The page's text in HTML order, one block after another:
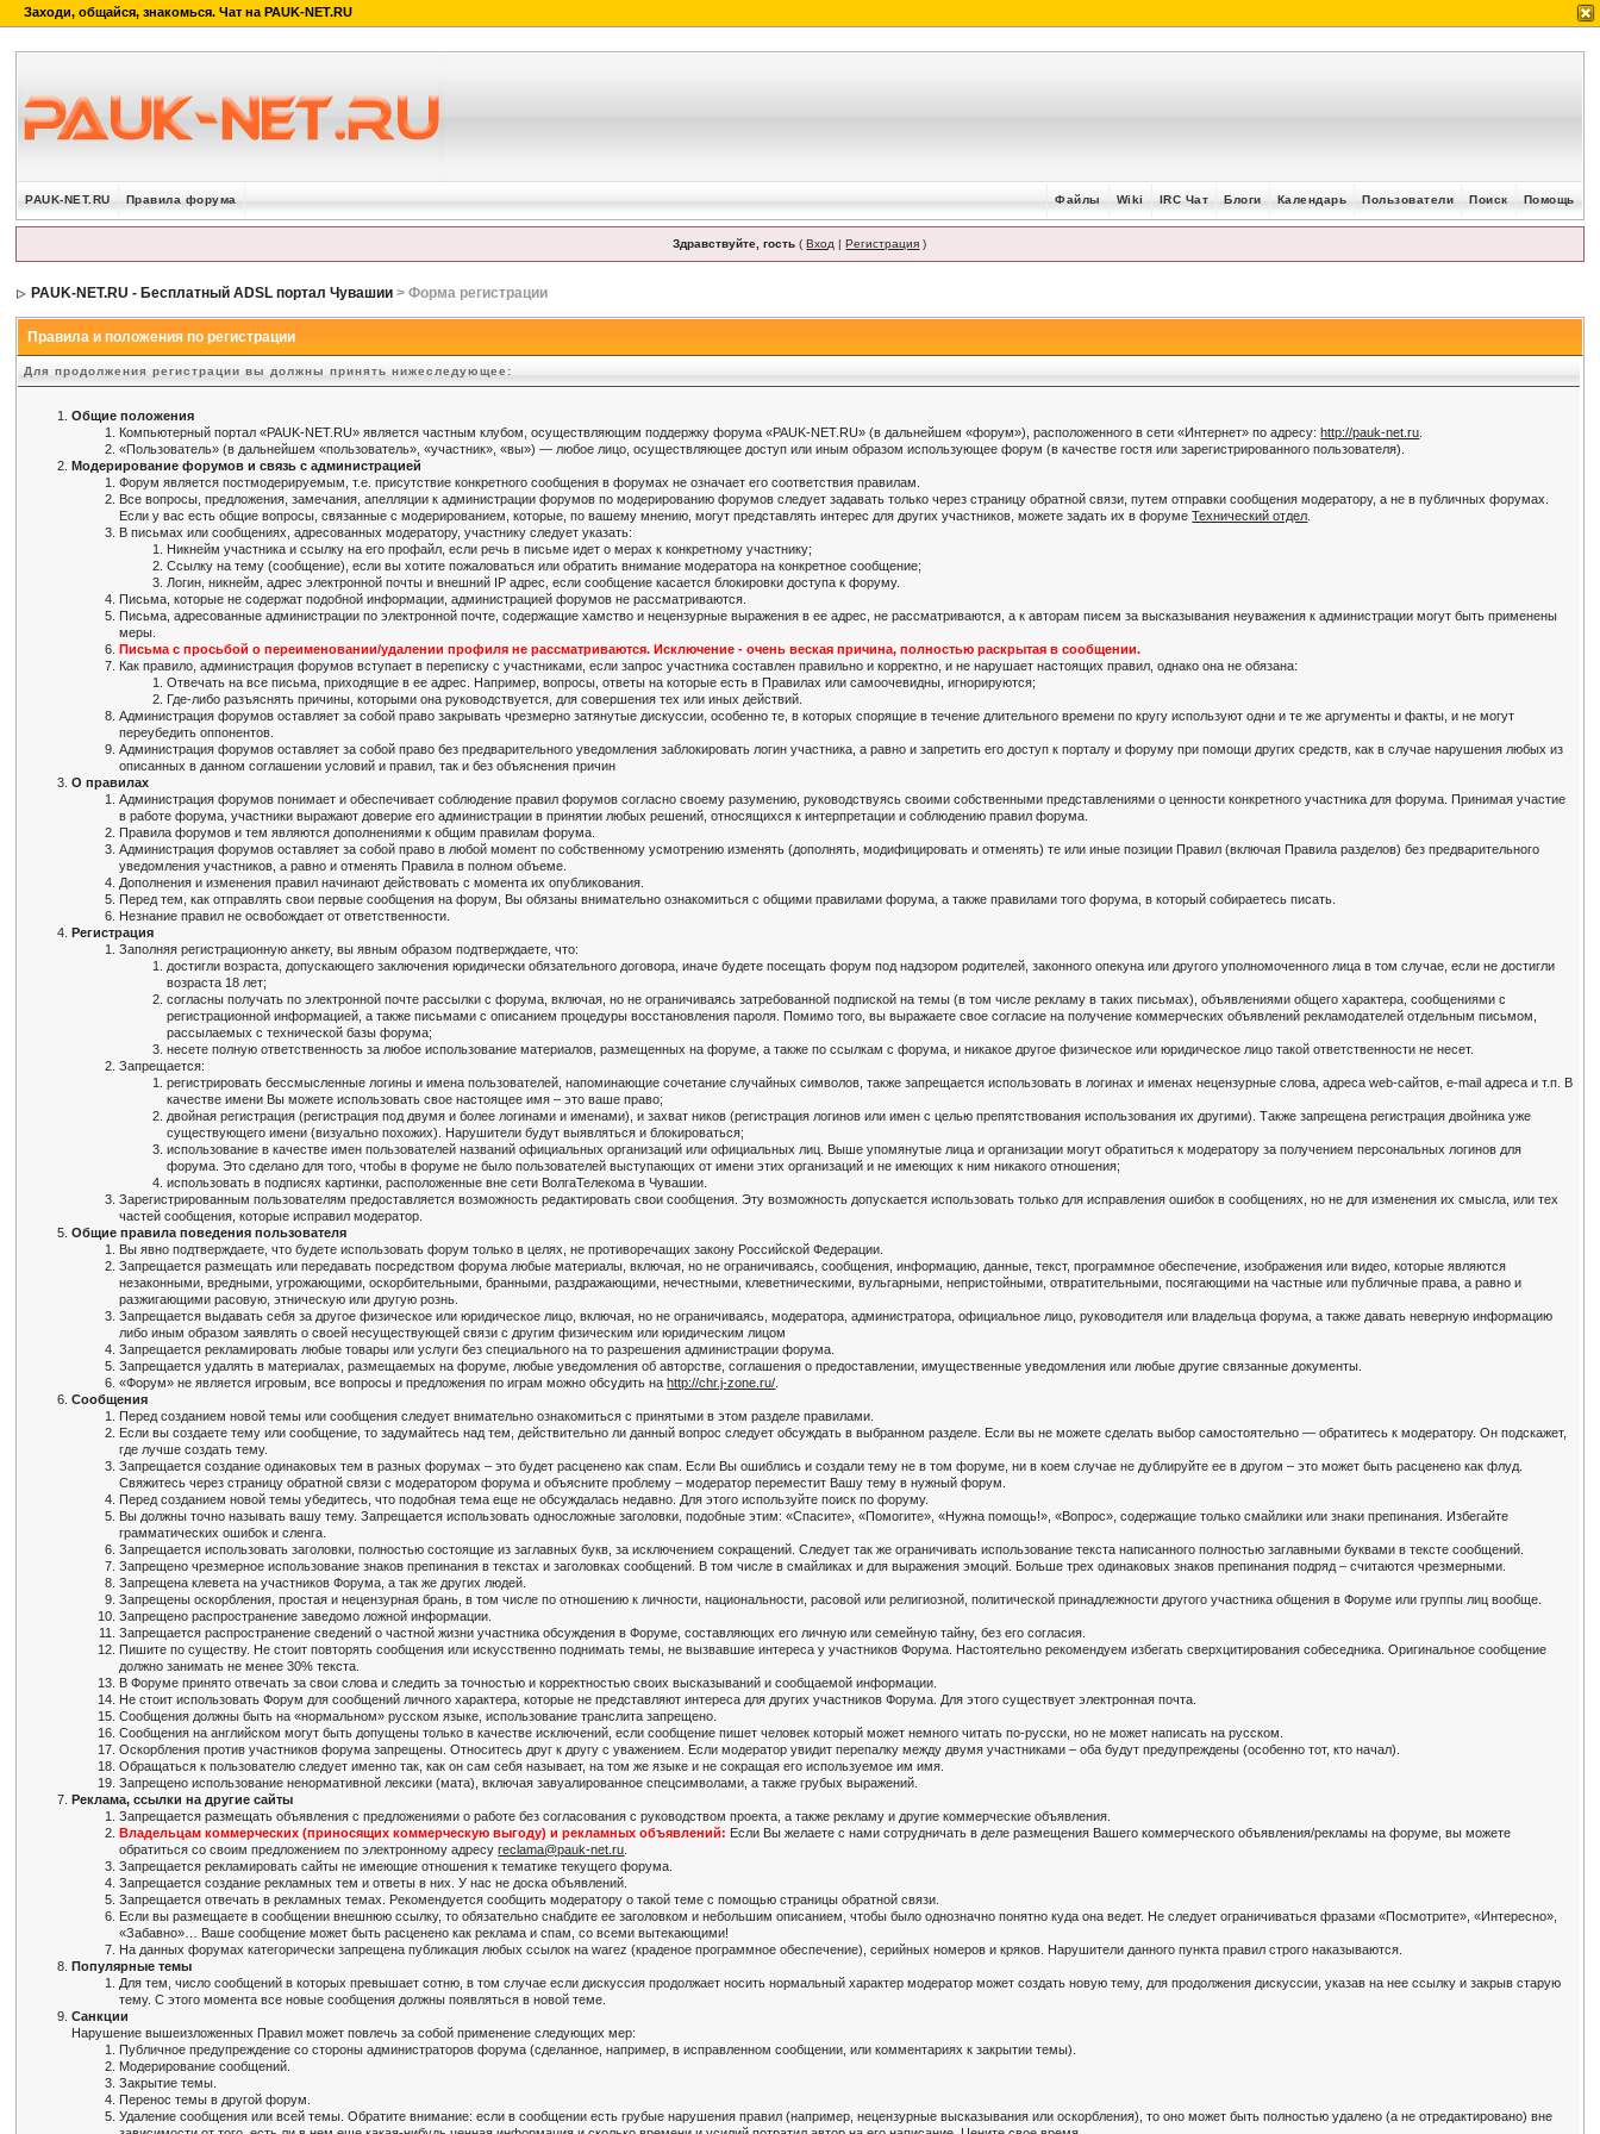
PAUK-NET.RU Правила форума Помощь
Поиск
Пользователи
Календарь
Блоги
IRC Чат
Wiki
Файлы
Здравствуйте, гость (Вход |Регистрация )
PAUK-NET.RU - Бесплатный ADSL портал Чувашии > Форма регистрации
Правила и положения по регистрации
Для продолжения регистрации вы должны принять нижеследующее:
Общие положения
Компьютерный портал «PAUK-NET.RU» является частным клубом, осуществляющим поддержку форума «PAUK-NET.RU» (в дальнейшем «форум»), расположенного в сети «Интернет» по адресу:http://pauk-net.ru
«Пользователь» (в дальнейшем «пользователь», «участник», «вы») — любое лицо, осуществляющее доступ или иным образом использующее форум (в качестве гостя или зарегистрированного пользователя).
Модерирование форумов и связь с администрацией
Форум является постмодерируемым, т.е. присутствие конкретного сообщения в форумах не означает его соответствия правилам.
Все вопросы, предложения, замечания, апелляции к администрации форумов по модерированию форумов следует задавать только через страницу обратной связи, путем отправки сообщения модератору, а не в публичных форумах.
Если у вас есть общие вопросы, связанные с модерированием, которые, по вашему мнению, могут представлять интерес для других участников, можете задать их в форумеТехнический отдел
В письмах или сообщениях, адресованных модератору, участнику следует указать:
Никнейм участника и ссылку на его профайл, если речь в письме идет о мерах к конкретному участнику;
Ссылку на тему (сообщение), если вы хотите пожаловаться или обратить внимание модератора на конкретное сообщение;
Логин, никнейм, адрес электронной почты и внешний IP адрес, если сообщение касается блокировки доступа к форуму.
Письма, которые не содержат подобной информации, администрацией форумов не рассматриваются.
Письма, адресованные администрации по электронной почте, содержащие хамство и нецензурные выражения в ее адрес, не рассматриваются, а к авторам писем за высказывания неуважения к администрации могут быть применены
меры.
Письма с просьбой о переименовании/удалении профиля не рассматриваются. Исключение - очень веская причина, полностью раскрытая в сообщении.
Как правило, администрация форумов вступает в переписку с участниками, если запрос участника составлен правильно и корректно, и не нарушает настоящих правил, однако она не обязана:
Отвечать на все письма, приходящие в ее адрес. Например, вопросы, ответы на которые есть в Правилах или самоочевидны, игнорируются;
Где-либо разъяснять причины, которыми она руководствуется, для совершения тех или иных действий.
Администрация форумов оставляет за собой право закрывать чрезмерно затянутые дискуссии, особенно те, в которых спорящие в течение длительного времени по кругу используют одни и те же аргументы и факты, и не могут
переубедить оппонентов.
Администрация форумов оставляет за собой право без предварительного уведомления заблокировать логин участника, а равно и запретить его доступ к порталу и форуму при помощи других средств, как в случае нарушения любых из
описанных в данном соглашении условий и правил, так и без объяснения причин
О правилах
Администрация форумов понимает и обеспечивает соблюдение правил форумов согласно своему разумению, руководствуясь своими собственными представлениями о ценности конкретного участника для форума. Принимая участие
в работе форума, участники выражают доверие его администрации в принятии любых решений, относящихся к интерпретации и соблюдению правил форума.
Правила форумов и тем являются дополнениями к общим правилам форума.
Администрация форумов оставляет за собой право в любой момент по собственному усмотрению изменять (дополнять, модифицировать и отменять) те или иные позиции Правил (включая Правила разделов) без предварительного
уведомления участников, а равно и отменять Правила в полном объеме.
Дополнения и изменения правил начинают действовать с момента их опубликования.
Перед тем, как отправлять свои первые сообщения на форум, Вы обязаны внимательно ознакомиться с общими правилами форума, а также правилами того форума, в который собираетесь писать.
Незнание правил не освобождает от ответственности.
Регистрация
Заполняя регистрационную анкету, вы явным образом подтверждаете, что:
достигли возраста, допускающего заключения юридически обязательного договора, иначе будете посещать форум под надзором родителей, законного опекуна или другого уполномоченного лица в том случае, если не достигли
возраста 18 лет;
согласны получать по электронной почте рассылки с форума, включая, но не ограничиваясь затребованной подпиской на темы (в том числе рекламу в таких письмах), объявлениями общего характера, сообщениями с
регистрационной информацией, а также письмами с описанием процедуры восстановления пароля. Помимо того, вы выражаете свое согласие на получение коммерческих объявлений рекламодателей отдельным письмом,
рассылаемых с технической базы форума;
несете полную ответственность за любое использование материалов, размещенных на форуме, а также по ссылкам с форума, и никакое другое физическое или юридическое лицо такой ответственности не несет.
Запрещается:
регистрировать бессмысленные логины и имена пользователей, напоминающие сочетание случайных символов, также запрещается использовать в логинах и именах нецензурные слова, адреса web-сайтов, e-mail адреса и т.п. В
качестве имени Вы можете использовать свое настоящее имя – это ваше право;
двойная регистрация (регистрация под двумя и более логинами и именами), и захват ников (регистрация логинов или имен с целью препятствования использования их другими). Также запрещена регистрация двойника уже
существующего имени (визуально похожих). Нарушители будут выявляться и блокироваться;
использование в качестве имен пользователей названий официальных организаций или официальных лиц. Выше упомянутые лица и организации могут обратиться к модератору за получением персональных логинов для
форума. Это сделано для того, чтобы в форуме не было пользователей выступающих от имени этих организаций и не имеющих к ним никакого отношения;
использовать в подписях картинки, расположенные вне сети ВолгаТелекома в Чувашии.
Зарегистрированным пользователям предоставляется возможность редактировать свои сообщения. Эту возможность допускается использовать только для исправления ошибок в сообщениях, но не для изменения их смысла, или тех
частей сообщения, которые исправил модератор.
Общие правила поведения пользователя
Вы явно подтверждаете, что будете использовать форум только в целях, не противоречащих закону Российской Федерации.
Запрещается размещать или передавать посредством форума любые материалы, включая, но не ограничиваясь, сообщения, информацию, данные, текст, программное обеспечение, изображения или видео, которые являются
незаконными, вредными, угрожающими, оскорбительными, бранными, раздражающими, нечестными, клеветническими, вульгарными, непристойными, отвратительными, посягающими на частные или публичные права, а равно и
разжигающими расовую, этническую или другую рознь.
Запрещается выдавать себя за другое физическое или юридическое лицо, включая, но не ограничиваясь, модератора, администратора, официальное лицо, руководителя или владельца форума, а также давать неверную информацию
либо иным образом заявлять о своей несуществующей связи с другим физическим или юридическим лицом
Запрещается рекламировать любые товары или услуги без специального на то разрешения администрации форума.
Запрещается удалять в материалах, размещаемых на форуме, любые уведомления об авторстве, соглашения о предоставлении, имущественные уведомления или любые другие связанные документы.
«Форум» не является игровым, все вопросы и предложения по играм можно обсудить наhttp://chr.j-zone.ru/
Сообщения
Перед созданием новой темы или сообщения следует внимательно ознакомиться с принятыми в этом разделе правилами.
Если вы создаете тему или сообщение, то задумайтесь над тем, действительно ли данный вопрос следует обсуждать в выбранном разделе. Если вы не можете сделать выбор самостоятельно — обратитесь к модератору. Он подскажет,
где лучше создать тему.
Запрещается создание одинаковых тем в разных форумах – это будет расценено как спам. Если Вы ошиблись и создали тему не в том форуме, ни в коем случае не дублируйте ее в другом – это может быть расценено как флуд.
Свяжитесь через страницу обратной связи с модератором форума и объясните проблему – модератор переместит Вашу тему в нужный форум.
Перед созданием новой темы убедитесь, что подобная тема еще не обсуждалась недавно. Для этого используйте поиск по форуму.
Вы должны точно называть вашу тему. Запрещается использовать односложные заголовки, подобные этим: «Спасите», «Помогите», «Нужна помощь!», «Вопрос», содержащие только смайлики или знаки препинания. Избегайте
грамматических ошибок и сленга.
Запрещается использовать заголовки, полностью состоящие из заглавных букв, за исключением сокращений. Следует так же ограничивать использование текста написанного полностью заглавными буквами в тексте сообщений.
Запрещено чрезмерное использование знаков препинания в текстах и заголовках сообщений. В том числе в смайликах и для выражения эмоций. Больше трех одинаковых знаков препинания подряд – считаются чрезмерными.
Запрещена клевета на участников Форума, а так же других людей.
Запрещены оскорбления, простая и нецензурная брань, в том числе по отношению к личности, национальности, расовой или религиозной, политической принадлежности другого участника общения в Форуме или группы лиц вообще.
Запрещено распространение заведомо ложной информации.
Запрещается распространение сведений о частной жизни участника обсуждения в Форуме, составляющих его личную или семейную тайну, без его согласия.
Пишите по существу. Не стоит повторять сообщения или искусственно поднимать темы, не вызвавшие интереса у участников Форума. Настоятельно рекомендуем избегать сверхцитирования собеседника. Оригинальное сообщение
должно занимать не менее 30% текста.
В Форуме принято отвечать за свои слова и следить за точностью и корректностью своих высказываний и сообщаемой информации.
Не стоит использовать Форум для сообщений личного характера, которые не представляют интереса для других участников Форума. Для этого существует электронная почта.
Сообщения должны быть на «нормальном» русском языке, использование транслита запрещено.
Сообщения на английском могут быть допущены только в качестве исключений, если сообщение пишет человек который может немного читать по-русски, но не может написать на русском.
Оскорбления против участников форума запрещены. Относитесь друг к другу с уважением. Если модератор увидит перепалку между двумя участниками – оба будут предупреждены (особенно тот, кто начал).
Обращаться к пользователю следует именно так, как он сам себя называет, на том же языке и не сокращая его используемое им имя.
Запрещено использование ненормативной лексики (мата), включая завуалированное спецсимволами, а также грубых выражений.
Реклама, ссылки на другие сайты
Запрещается размещать объявления с предложениями о работе без согласования с руководством проекта, а также рекламу и другие коммерческие объявления.
Владельцам коммерческих (приносящих коммерческую выгоду) и рекламных объявлений: Если Вы желаете с нами сотрудничать в деле размещения Вашего коммерческого объявления/рекламы на форуме, вы можете
обратиться со своим предложением по электронному адресуreclama@pauk-net.ru
Запрещается рекламировать сайты не имеющие отношения к тематике текущего форума.
Запрещается создание рекламных тем и ответы в них. У нас не доска объявлений.
Запрещается отвечать в рекламных темах. Рекомендуется сообщить модератору о такой теме с помощью страницы обратной связи.
Если вы размещаете в сообщении внешнюю ссылку, то обязательно снабдите ее заголовком и небольшим описанием, чтобы было однозначно понятно куда она ведет. Не следует ограничиваться фразами «Посмотрите», «Интересно»,
«Забавно»… Ваше сообщение может быть расценено как реклама и спам, со всеми вытекающими!
На данных форумах категорически запрещена публикация любых ссылок на warez (краденое программное обеспечение), серийных номеров и кряков. Нарушители данного пункта правил строго наказываются.
Популярные темы
Для тем, число сообщений в которых превышает сотню, в том случае если дискуссия продолжает носить нормальный характер модератор может создать новую тему, для продолжения дискуссии, указав на нее ссылку и закрыв старую
тему. С этого момента все новые сообщения должны появляться в новой теме.
Санкции
Нарушение вышеизложенных Правил может повлечь за собой применение следующих мер:
Публичное предупреждение со стороны администраторов форума (сделанное, например, в исправленном сообщении, или комментариях к закрытии темы).
Модерирование сообщений.
Закрытие темы.
Перенос темы в другой форум.
Удаление сообщения или всей темы. Обратите внимание: если в сообщении есть грубые нарушения правил (например, нецензурные высказывания или оскорбления), то оно может быть полностью удалено (а не отредактировано) вне